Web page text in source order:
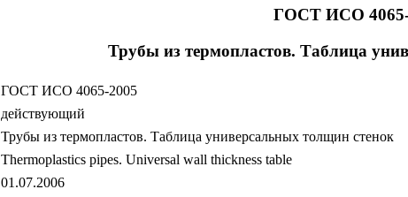
ГОСТ ИСО 4065-
Трубы из термопластов. Таблица
ГОСТ ИСО 4065-2005
действующий
Трубы из термопластов. Таблица универсальных толщин стенок
Thermoplastics pipes. Universal wall thickness table
01.07.2006